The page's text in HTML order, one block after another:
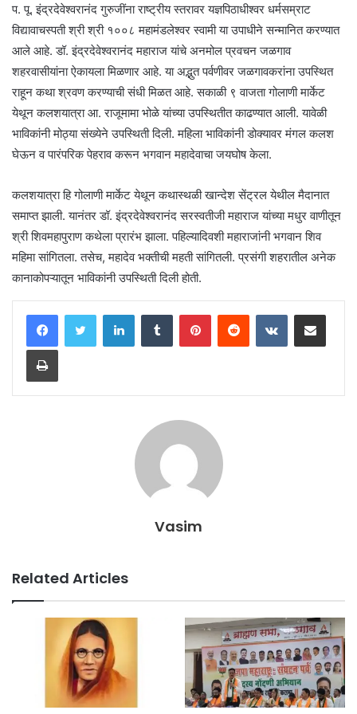
प. पू. इंद्रदेवेश्वरानंद गुरुजींना राष्ट्रीय स्तरावर यज्ञपिठाधीश्वर धर्मसम्राट
विद्यावाचस्पती श्री श्री १००८ महामंडलेश्वर स्वामी या उपाधीने सन्मानित करण्यात
आले आहे. डॉ. इंद्रदेवेश्वरानंद महाराज यांचे अनमोल प्रवचन जळगाव
शहरवासीयांना ऐकायला मिळणार आहे. या अद्भुत पर्वणीवर जळगावकरांना उपस्थित
राहून कथा श्रवण करण्याची संधी मिळत आहे. सकाळी ९ वाजता गोलाणी मार्केट
येथून कलशयात्रा आ. राजूमामा भोळे यांच्या उपस्थितीत काढण्यात आली. यावेळी
भाविकांनी मोठ्या संख्येने उपस्थिती दिली. महिला भाविकांनी डोक्यावर मंगल कलश
घेऊन व पारंपरिक पेहराव करून भगवान महादेवाचा जयघोष केला.
कलशयात्रा हि गोलाणी मार्केट येथून कथास्थळी खान्देश सेंट्रल येथील मैदानात
समाप्त झाली. यानंतर डॉ. इंद्रदेवेश्वरानंद सरस्वतीजी महाराज यांच्या मधुर वाणीतून
श्री शिवमहापुराण कथेला प्रारंभ झाला. पहिल्यादिवशी महाराजांनी भगवान शिव
महिमा सांगितला. तसेच, महादेव भक्तीची महती सांगितली. प्रसंगी शहरातील अनेक
कानाकोपऱ्यातून भाविकांनी उपस्थिती दिली होती.
LinkedInTumblr PinterestReddit VKontakteShare via Email
Print
Vasim
Related Articles